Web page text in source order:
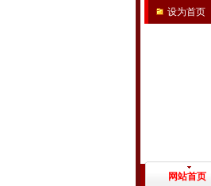
设为首页
网站首页